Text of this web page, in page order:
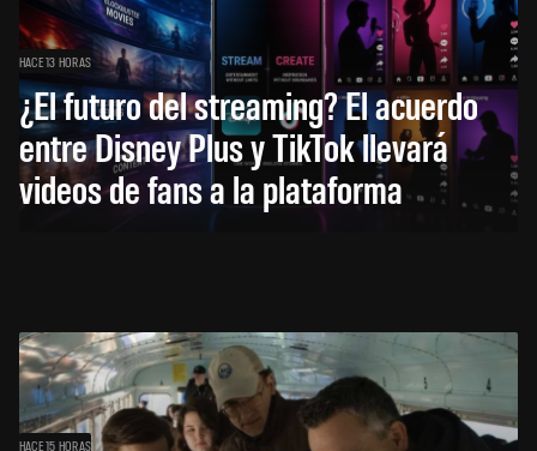
HACE 13 HORAS
¿El futuro del streaming? El acuerdo
entre Disney Plus y TikTok llevará
videos de fans a la plataforma
HACE 15 HORAS